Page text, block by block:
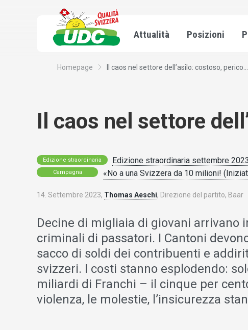
Attualità Posizioni
Homepage Il caos nel settore dell’asilo: costoso, perico...
Il caos nel settore
Edizione straordinaria Edizione straordinaria settembre
Campagna «No a una Svizzera da 10 milioni!
14. Settembre 2023, Thomas Aeschi, Direzione del partito, Baar
Decine di migliaia di giovani arrivano
criminali di passatori. I Cantoni
sacco di soldi dei contribuenti e
svizzeri. I costi stanno esplodendo:
miliardi di Franchi – il cinque per
violenza, le molestie, l’insicurezza